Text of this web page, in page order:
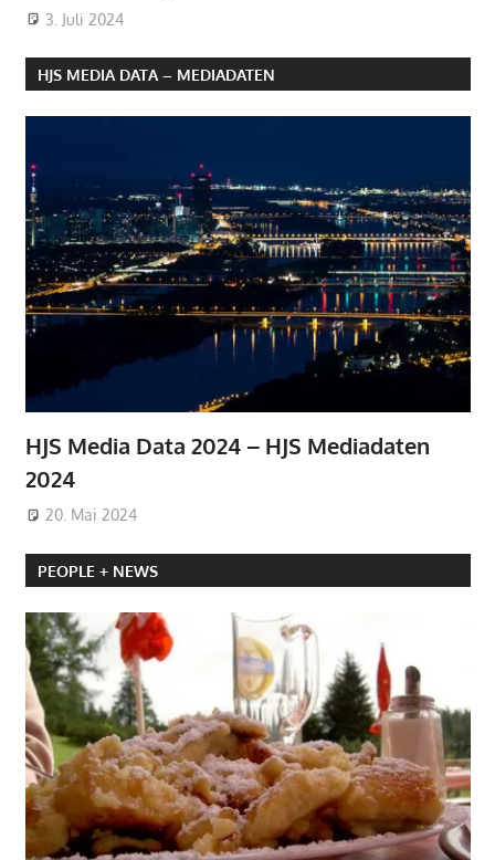
3. Juli 2024
HJS MEDIA DATA – MEDIADATEN
HJS Media Data 2024 – HJS Mediadaten
2024
20. Mai 2024
PEOPLE + NEWS